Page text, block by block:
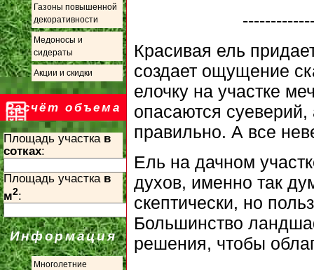
Газоны повышенной
декоративности
Медоносы и
сидераты
Акции и скидки
Расчёт объема
Площадь участка в
сотках:
Площадь участка в
м2:
Информация
Многолетние
Красивая ель
создает ощущение
елочку на участке
опасаются суеверий,
правильно. А все
Ель на дачном
духов, именно так
скептически, но
Большинство
решения, чтобы